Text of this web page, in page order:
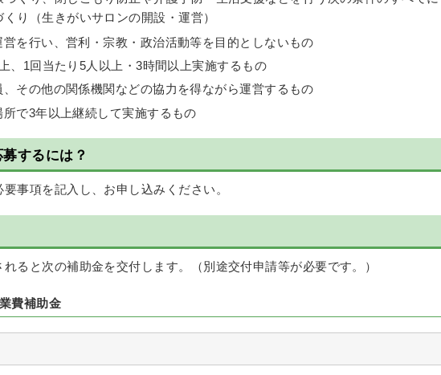
り（生きがいサロンの開設・運営）
営を行い、営利・宗教・政治活動等を目的としないもの
、1回当たり5人以上・3時間以上実施するもの
その他の関係機関などの協力を得ながら運営するもの
所で3年以上継続して実施するもの
するには？
事項を記入し、お申し込みください。
ると次の補助金を交付します。（別途交付申請等が必要です。）
費補助金